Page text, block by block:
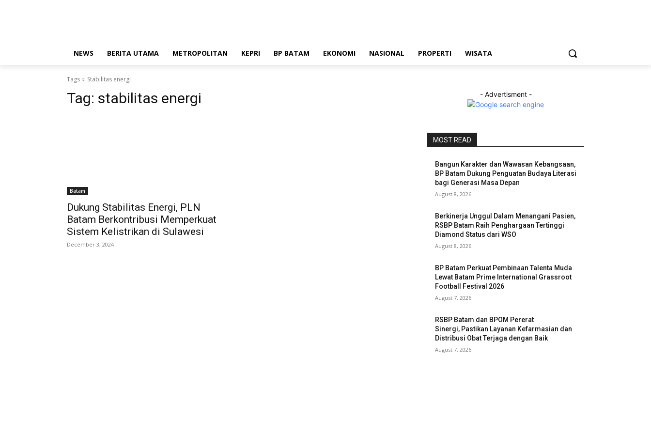
NEWS BERITA UTAMA METROPOLITAN KEPRI BP BATAM EKONOMI NASIONAL PROPERTI WISATA
Tags Stabilitas energi
Tag: stabilitas energi
Batam
Dukung Stabilitas Energi, PLN
Batam Berkontribusi Memperkuat
Sistem Kelistrikan di Sulawesi
December 3, 2024
- Advertisment -
MOST READ
Bangun Karakter dan Wawasan Kebangsaan,
BP Batam Dukung Penguatan Budaya Literasi
bagi Generasi Masa Depan
August 8, 2026
Berkinerja Unggul Dalam Menangani Pasien,
RSBP Batam Raih Penghargaan Tertinggi
Diamond Status dari WSO
August 8, 2026
BP Batam Perkuat Pembinaan Talenta Muda
Lewat Batam Prime International Grassroot
Football Festival 2026
August 7, 2026
RSBP Batam dan BPOM Pererat
Sinergi, Pastikan Layanan Kefarmasian dan
Distribusi Obat Terjaga dengan Baik
August 7, 2026